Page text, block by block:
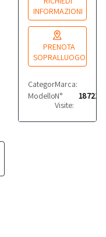
INFORMAZIONI
PRENOTA
SOPRALLUOGO
Categoria: Autocarri
Marca:
Modello: Classe C
N°
Visite:
187212